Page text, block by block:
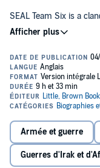
SEAL Team Six is a
hostage rescue and
was a closely-guarded
spotlight.
In this internationally
Howard Wasdin takes
and Special Forces
the gruelling ST6
'Black Hawk Down'
most explosive military
Armée et guerre
Guerres d'Irak et